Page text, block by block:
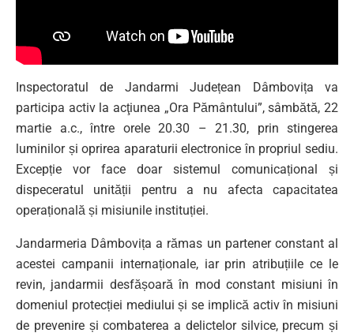
Inspectoratul de Jandarmi Județean Dâmbovița va
participa activ la acţiunea „Ora Pământului”, sâmbătă, 22
martie a.c., între orele 20.30 – 21.30, prin stingerea
luminilor și oprirea aparaturii electronice în propriul sediu.
Excepție vor face doar sistemul comunicațional și
dispeceratul unității pentru a nu afecta capacitatea
operațională și misiunile instituției.
Jandarmeria Dâmbovița a rămas un partener constant al
acestei campanii internaționale, iar prin atribuțiile ce le
revin, jandarmii desfășoară în mod constant misiuni în
domeniul protecției mediului și se implică activ în misiuni
de prevenire și combaterea a delictelor silvice, precum și